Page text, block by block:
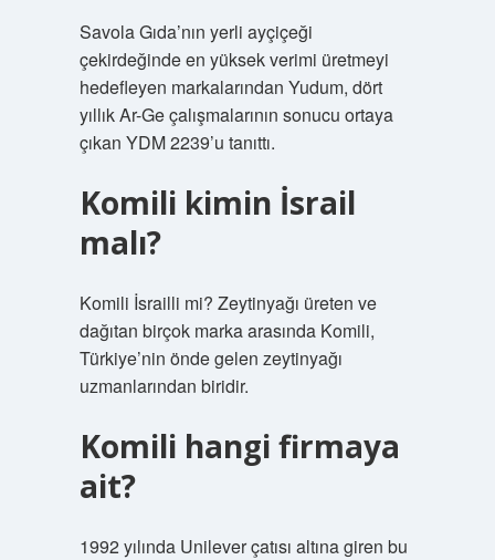
Savola Gıda’nın yerli ayçiçeği
çekirdeğinde en yüksek verimi üretmeyi
hedefleyen markalarından Yudum, dört
yıllık Ar-Ge çalışmalarının sonucu ortaya
çıkan YDM 2239’u tanıttı.
Komili kimin İsrail
malı?
Komili İsrailli mi? Zeytinyağı üreten ve
dağıtan birçok marka arasında Komili,
Türkiye’nin önde gelen zeytinyağı
uzmanlarından biridir.
Komili hangi firmaya
ait?
1992 yılında Unilever çatısı altına giren bu